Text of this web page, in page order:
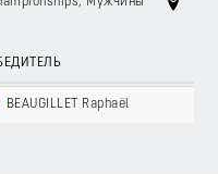
BEAUGILLET Raphaël